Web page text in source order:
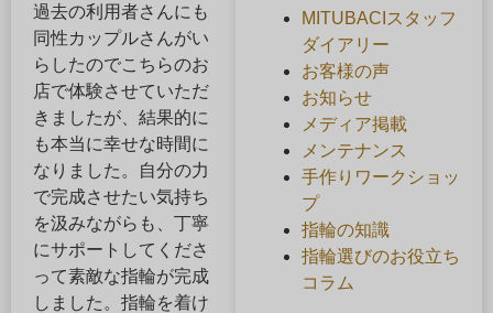
過去の利用者さんにも
同性カップルさんがい
らしたのでこちらのお
店で体験させていただ
きましたが、結果的に
も本当に幸せな時間に
なりました。自分の力
で完成させたい気持ち
を汲みながらも、丁寧
にサポートしてくださ
って素敵な指輪が完成
しました。指輪を着け
MITUBACIスタッフ
ダイアリー
お客様の声
お知らせ
メディア掲載
メンテナンス
手作りワークショッ
プ
指輪の知識
指輪選びのお役立ち
コラム